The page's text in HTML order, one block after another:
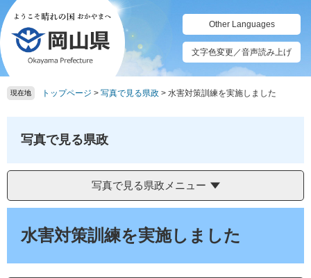
ペ
ー
ジ
の
先
頭
メ
ニ
ュ
ー
を
飛
Other Languages
文字色変更／音声読み上げ
現在地 トップページ > 写真で見る県政 > 水害対策訓練を実施しました
写真で見る県政
写真で見る県政メニュー
水害対策訓練を実施しました